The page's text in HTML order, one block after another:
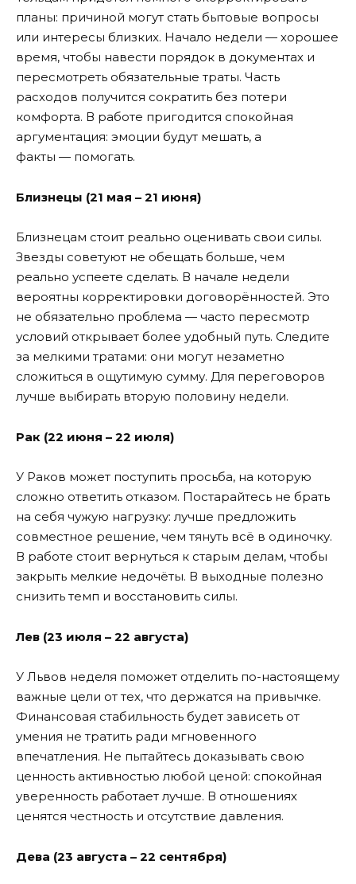
планы: причиной могут стать бытовые вопросы
или интересы близких. Начало недели — хорошее
время, чтобы навести порядок в документах и
пересмотреть обязательные траты. Часть
расходов получится сократить без потери
комфорта. В работе пригодится спокойная
аргументация: эмоции будут мешать, а
факты — помогать.
Близнецы (21 мая – 21 июня)
Близнецам стоит реально оценивать свои силы.
Звезды советуют не обещать больше, чем
реально успеете сделать. В начале недели
вероятны корректировки договорённостей. Это
не обязательно проблема — часто пересмотр
условий открывает более удобный путь. Следите
за мелкими тратами: они могут незаметно
сложиться в ощутимую сумму. Для переговоров
лучше выбирать вторую половину недели.
Рак (22 июня – 22 июля)
У Раков может поступить просьба, на которую
сложно ответить отказом. Постарайтесь не брать
на себя чужую нагрузку: лучше предложить
совместное решение, чем тянуть всё в одиночку.
В работе стоит вернуться к старым делам, чтобы
закрыть мелкие недочёты. В выходные полезно
снизить темп и восстановить силы.
Лев (23 июля – 22 августа)
У Львов неделя поможет отделить по-настоящему
важные цели от тех, что держатся на привычке.
Финансовая стабильность будет зависеть от
умения не тратить ради мгновенного
впечатления. Не пытайтесь доказывать свою
ценность активностью любой ценой: спокойная
уверенность работает лучше. В отношениях
ценятся честность и отсутствие давления.
Дева (23 августа – 22 сентября)